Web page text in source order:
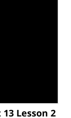
Lesson 2